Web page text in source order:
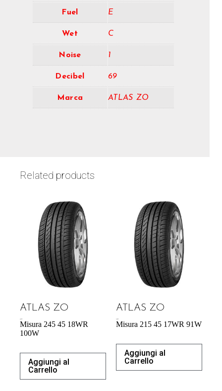
Fuel E
Wet C
Noise 1
Decibel 69
Marca ATLAS ZO
Related products
ATLAS ZO
Misura 245 45 18WR
100W
Aggiungi al
Carrello
ATLAS ZO
Misura 215 45 17WR 91W
Aggiungi al
Carrello